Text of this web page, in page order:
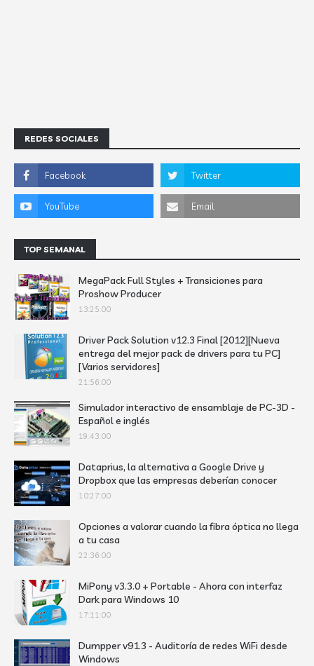
REDES SOCIALES
TOP SEMANAL
MegaPack Full Styles + Transiciones para
Proshow Producer
13:25:00
Driver Pack Solution v12.3 Final [2012][Nueva
entrega del mejor pack de drivers para tu PC]
[Varios servidores]
21:56:00
Simulador interactivo de ensamblaje de PC-3D -
Español e inglés
19:43:00
Dataprius, la alternativa a Google Drive y
Dropbox que las empresas deberían conocer
10:27:00
Opciones a valorar cuando la fibra óptica no llega
a tu casa
22:36:00
MiPony v3.3.0 + Portable - Ahora con interfaz
Dark para Windows 10
17:11:00
Dumpper v91.3 - Auditoría de redes WiFi desde
Windows